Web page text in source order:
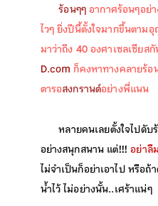
ร้อนๆๆอากาศร้อนๆอย่
ไวๆ ยิ่งปีนี้ตั้งใจมากขึ้นตา
มาว่าถึง 40 องศาเซลเซียส
D.com ก็คงหาทางคลายร้
ตารอสงกรานต์อย่างพี่แนน
หลายคนเลยตั้งใจไปดั
อย่างสนุกสนาน แต่!!!อย่าลื
ไม่จำเป็นก็อย่าเอาไป หรือถ้
น้ำไว้ ไม่อย่างนั้น..เศร้าแน่ๆ